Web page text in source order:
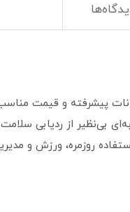
9 محوره، و عمر باتری 21 روزه،